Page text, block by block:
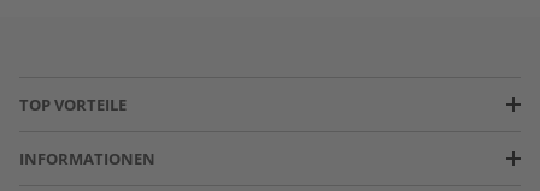
TOP VORTEILE
INFORMATIONEN